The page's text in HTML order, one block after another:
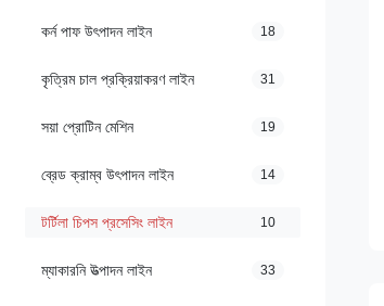
কর্ন পাফ উৎপাদন লাইন 18
কৃত্রিম চাল প্রক্রিয়াকরণ লাইন 31
সয়া প্রোটিন মেশিন 19
ব্রেড ক্রাম্ব উৎপাদন লাইন 14
টর্টিলা চিপস প্রসেসিং লাইন 10
ম্যাকারনি উত্পাদন লাইন 33